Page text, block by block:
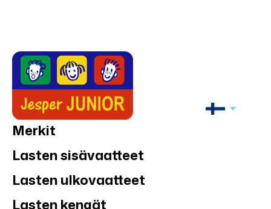
Merkit
Lasten sisävaatteet
Lasten ulkovaatteet
Lasten kengät